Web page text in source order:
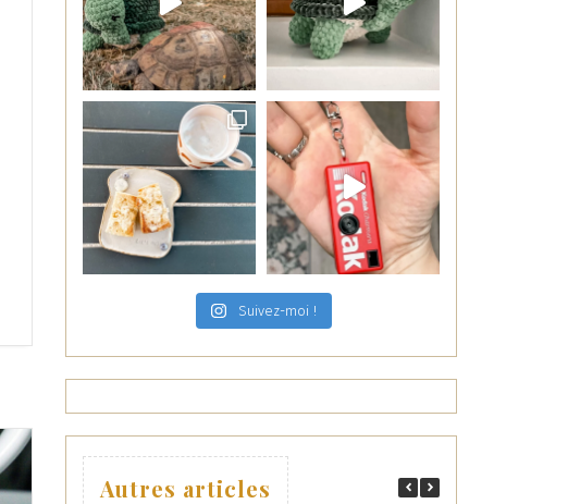
Suivez-moi !
Autres articles